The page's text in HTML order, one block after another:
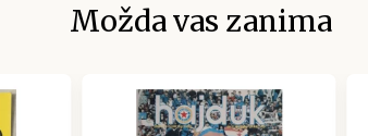
Možda vas zanima